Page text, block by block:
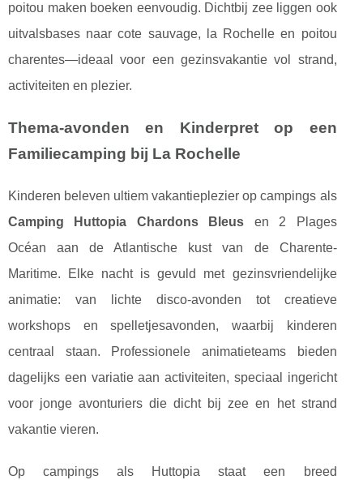
poitou maken boeken eenvoudig. Dichtbij zee liggen ook
uitvalsbases naar cote sauvage, la Rochelle en poitou
charentes—ideaal voor een gezinsvakantie vol strand,
activiteiten en plezier.
Thema-avonden en Kinderpret op een
Familiecamping bij La Rochelle
Kinderen beleven ultiem vakantieplezier op campings als
Camping Huttopia Chardons Bleus en 2 Plages
Océan aan de Atlantische kust van de Charente-
Maritime. Elke nacht is gevuld met gezinsvriendelijke
animatie: van lichte disco-avonden tot creatieve
workshops en spelletjesavonden, waarbij kinderen
centraal staan. Professionele animatieteams bieden
dagelijks een variatie aan activiteiten, speciaal ingericht
voor jonge avonturiers die dicht bij zee en het strand
vakantie vieren.
Op campings als Huttopia staat een breed